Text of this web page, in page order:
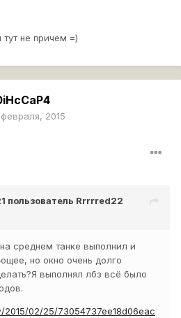
не причем =)
2015
пользователь Rrrrred22
среднем танке выполнил и
но окно очень долго
выполнял лбз всё было
02/25/73054737ee18d06eac